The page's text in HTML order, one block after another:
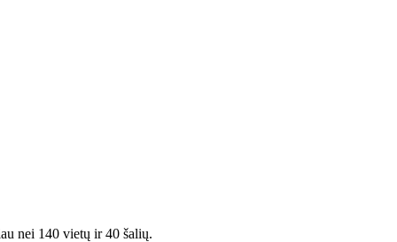
nei 140 vietų ir 40 šalių.